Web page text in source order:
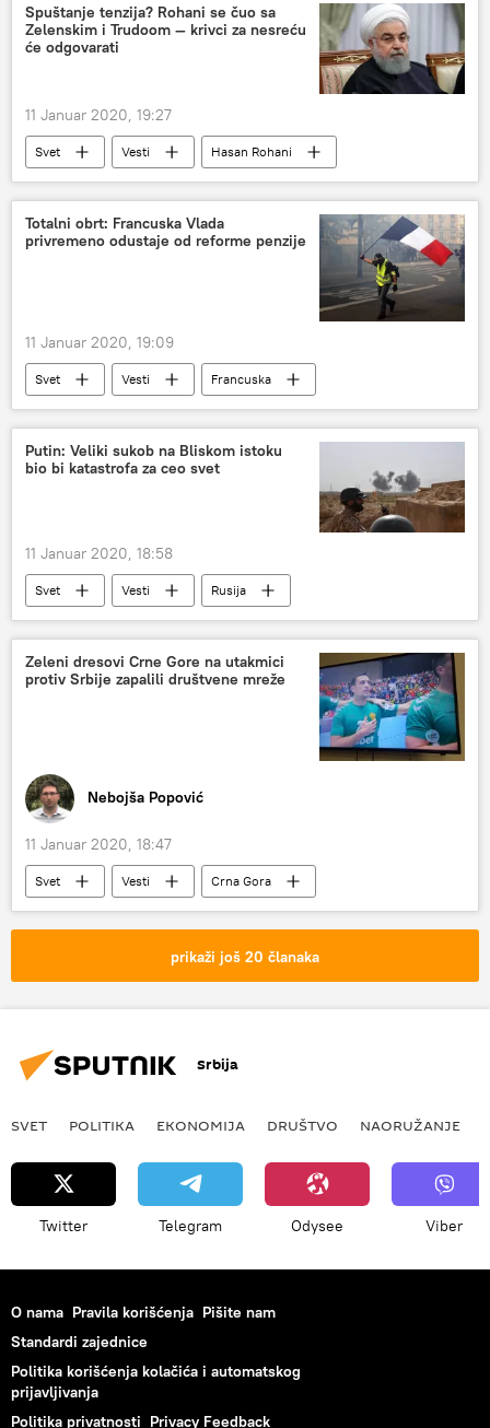
Spuštanje tenzija? Rohani se čuo sa
Zelenskim i Trudoom — krivci za nesreću
će odgovarati
11 Januar 2020, 19:27
Svet Vesti
Hasan Rohani
Vladimir Zelenski
izvinjenje
Totalni obrt: Francuska Vlada
privremeno odustaje od reforme penzije
11 Januar 2020, 19:09
Svet Vesti
Francuska
žuti prsluci
Evropa
Putin: Veliki sukob na Bliskom istoku
bio bi katastrofa za ceo svet
11 Januar 2020, 18:58
Svet Vesti
Rusija
Vladimir Putin
Angela Merkel Iran
Zeleni dresovi Crne Gore na utakmici
protiv Srbije zapalili društvene mreže
Nebojša Popović
11 Januar 2020, 18:47
Svet Vesti
Crna Gora
Srbija
Region
prikaži još 20 članaka
Srbija
SVET POLITIKA EKONOMIJA DRUŠTVO NAORUŽANJE
Twitter Telegram Odysee Viber
O nama Pravila korišćenja Pišite nam
Standardi zajednice
Politika korišćenja kolačića i automatskog
prijavljivanja
Politika privatnosti Privacy Feedback